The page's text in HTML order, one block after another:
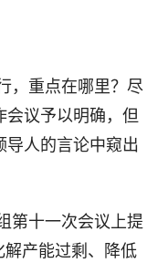
重点在哪里？尽
会议予以明确，但
导人的言论中窥出
十一次会议上提
解产能过剩、降低